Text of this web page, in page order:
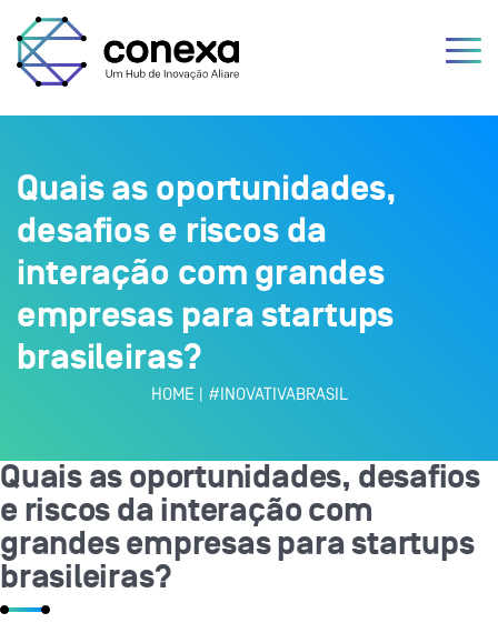
Quais as oportunidades,
desafios e riscos da
interação com grandes
empresas para startups
brasileiras?
HOME | #INOVATIVABRASIL
Quais as oportunidades, desafios
e riscos da interação com
grandes empresas para startups
brasileiras?